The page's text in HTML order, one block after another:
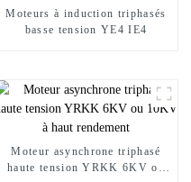
Moteurs à induction triphasés
basse tension YE4 IE4
Moteur asynchrone triphasé
haute tension YRKK 6KV ou